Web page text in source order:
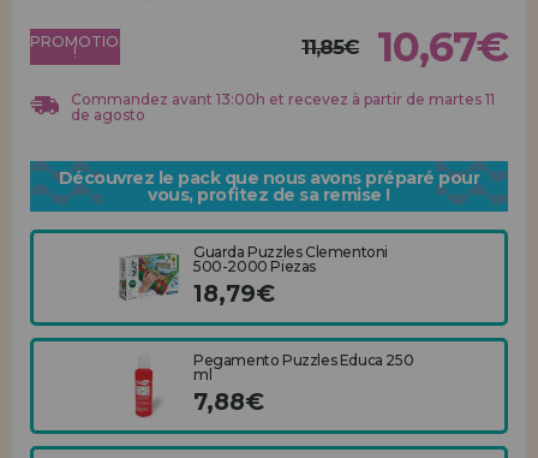
ENREGISTREMENT DISTRIBUTEUR
PROMOTION
! 11,85€ 10,67€
Commandez avant 13:00h et recevez à partir de martes 11
de agosto
Découvrez le pack que nous avons préparé pour
vous, profitez de sa remise !
Guarda Puzzles Clementoni
500-2000 Piezas
18,79€
Pegamento Puzzles Educa 250
ml
7,88€